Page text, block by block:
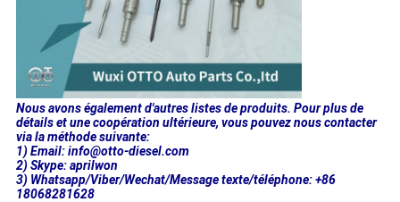
Nous avons également d'autres listes de produits. Pour plus de
détails et une coopération ultérieure, vous pouvez nous contacter
via la méthode suivante:
1) Email: info@otto-diesel.com
2) Skype: aprilwon
3) Whatsapp/Viber/Wechat/Message texte/téléphone: +86
18068281628